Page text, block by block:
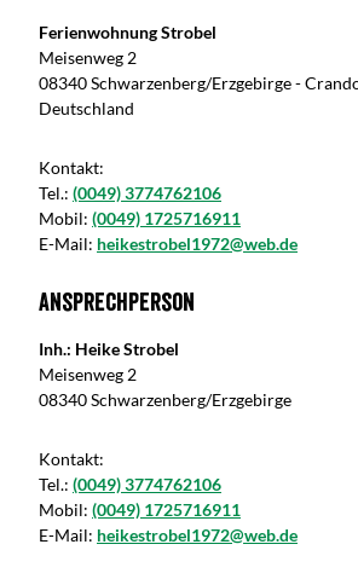
Ferienwohnung Strobel
Meisenweg 2
08340 Schwarzenberg/Erzgebirge -
Deutschland
Kontakt:
Tel.: (0049) 3774762106
Mobil: (0049) 1725716911
E-Mail: heikestrobel1972@web.de
Ansprechperson
Inh.: Heike Strobel
Meisenweg 2
08340 Schwarzenberg/Erzgebirge
Kontakt:
Tel.: (0049) 3774762106
Mobil: (0049) 1725716911
E-Mail: heikestrobel1972@web.de